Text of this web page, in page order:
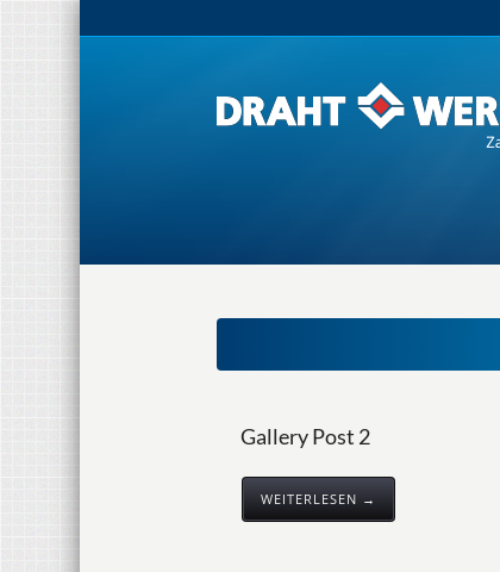
Gallery Post 2
WEITERLESEN →